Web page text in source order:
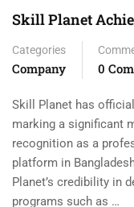
Skill Planet
Categories
Company 0
Skill Planet has
marking a significant
recognition as a
platform in
Planet’s credibility in
programs such as …